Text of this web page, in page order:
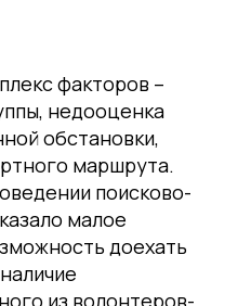
факторов –
недооценка
обстановки,
маршрута.
поисково-
малое
доехать
из волонтеров-